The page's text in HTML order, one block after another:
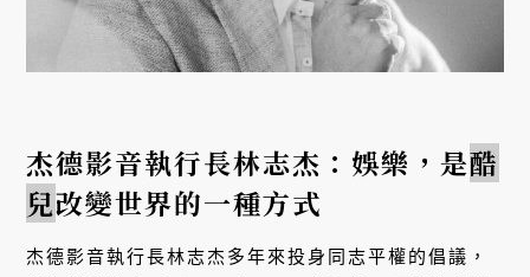
杰德影音執行長林志杰：娛樂，是酷
兒改變世界的一種方式
杰德影音執行長林志杰多年來投身同志平權的倡議，